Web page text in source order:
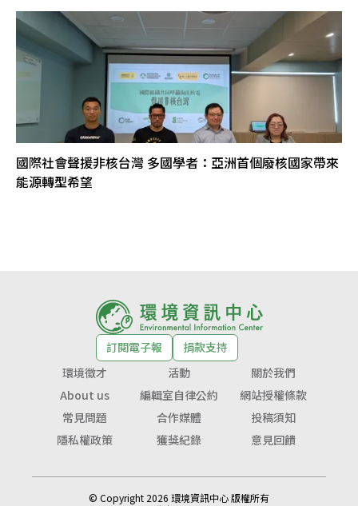
國際社會聲援非核台灣 多國學者：亞洲首個廢核國家帶來
能源轉型希望
訂閱電子報
捐款支持
環境徵才
活動
關於我們
About us
編輯室自律公約
網站授權條款
常見問題
合作媒體
投稿須知
隱私權政策
獲獎紀錄 意見回饋
© Copyright 2026 環境資訊中心 版權所有